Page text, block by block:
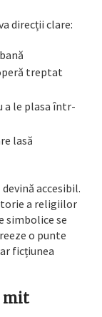
direcții clare:
treptat
le plasa într-
lasă
accesibil.
a religiilor
simbolice se
o punte
ficțiunea
mit